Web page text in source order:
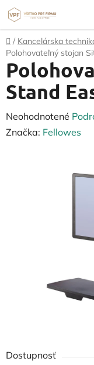
Prejsť
na
obsah
Domov
/ Kancelárska
Polohovateľný stojan
Dostupnosť
Stand
Priemerné
hodnotenie
Neohodnotené
Značka: Fellowes